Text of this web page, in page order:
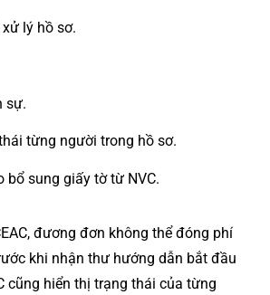
lý hồ sơ.
sự.
từng người trong hồ sơ.
bổ sung giấy tờ từ NVC.
đương đơn không thể đóng phí
khi nhận thư hướng dẫn bắt đầu
cũng hiển thị trạng thái của từng